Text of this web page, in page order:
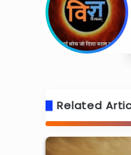
Related